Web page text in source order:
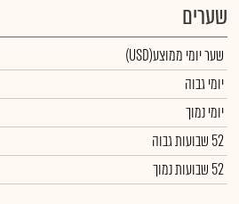
שערים
שער יומי ממוצע(USD)
יומי גבוה
יומי נמוך
52 שבועות גבוה
52 שבועות נמוך